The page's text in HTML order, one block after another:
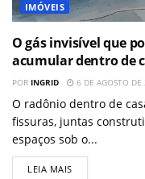
IMÓVEIS
O gás invisível que
acumular dentro de
POR INGRID 6 DE AGOSTO DE
O radônio dentro de
fissuras, juntas
espaços sob o...
LEIA MAIS